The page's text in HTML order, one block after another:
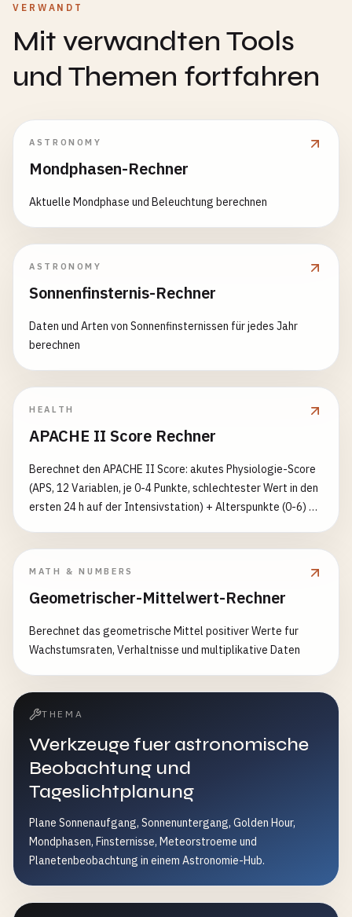
VERWANDT
Mit verwandten Tools
und Themen fortfahren
ASTRONOMY
Mondphasen-Rechner
Aktuelle Mondphase und Beleuchtung berechnen
ASTRONOMY
Sonnenfinsternis-Rechner
Daten und Arten von Sonnenfinsternissen für jedes Jahr
berechnen
HEALTH
APACHE II Score Rechner
Berechnet den APACHE II Score: akutes Physiologie-Score
(APS, 12 Variablen, je 0-4 Punkte, schlechtester Wert in den
ersten 24 h auf der Intensivstation) + Alterspunkte (0-6) +
Mortalitätsprognose des Basismodells
Quellen: Knaus 1985 Crit Care Med, SFAR-Tabelle. Ersetzt
nicht die klinische Beurteilung. Keine medizinische Beratung.
MATH & NUMBERS
Geometrischer-Mittelwert-Rechner
Berechnet das geometrische Mittel positiver Werte fur
Wachstumsraten, Verhaltnisse und multiplikative Daten
THEMA
Werkzeuge fuer astronomische
Beobachtung und
Tageslichtplanung
Plane Sonnenaufgang, Sonnenuntergang, Golden Hour,
Mondphasen, Finsternisse, Meteorstroeme und
Planetenbeobachtung in einem Astronomie-Hub.